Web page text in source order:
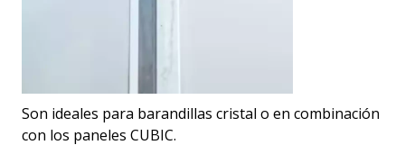
Son ideales para barandillas cristal o en combinación
con los paneles CUBIC.